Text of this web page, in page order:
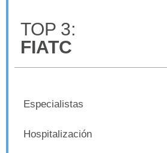
TOP 3:
FIATC
Especialistas
Hospitalización